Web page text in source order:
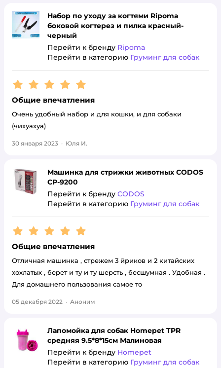
Набор по уходу за когтями Ripoma
боковой когтерез и пилка красный-
черный
Перейти к бренду Ripoma
Перейти в категорию Груминг для собак
Рейтинг:5
Общие впечатления
Очень удобный набор и для кошки, и для собаки
(чихуахуа)
30 января 2023 · Юля И.
Машинка для стрижки животных CODOS
CP-9200
Перейти к бренду CODOS
Перейти в категорию Груминг для собак
Рейтинг:5
Общие впечатления
Отличная машинка , стрежем 3 йриков и 2 китайских
хохлатых , берет и ту и ту шерсть , бесшумная . Удобная .
Для домашнего пользования самое то
05 декабря 2022 · Аноним
Лапомойка для собак Homepet TPR
средняя 9.5*8*15см Малиновая
Перейти к бренду Homepet
Перейти в категорию Груминг для собак